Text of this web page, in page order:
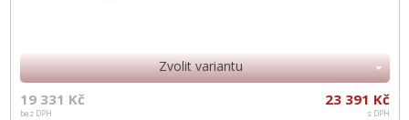
Zvolit variantu
19 331 Kč
bez DPH
23 391 Kč
s DPH